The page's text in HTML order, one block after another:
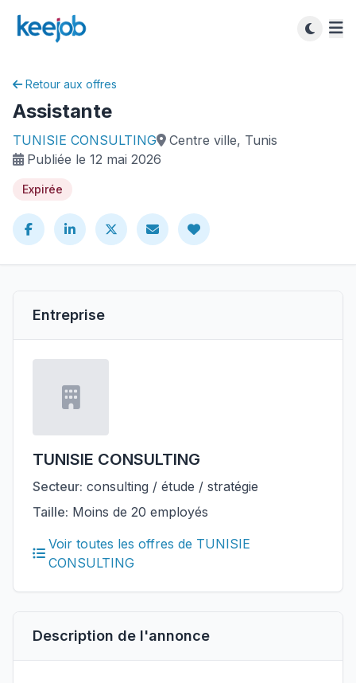
Retour aux offres
Assistante
TUNISIE CONSULTING
Centre ville, Tunis
Publiée le 12 mai 2026
Expirée
Entreprise
TUNISIE CONSULTING
Secteur: consulting / étude / stratégie
Taille: Moins de 20 employés
Voir toutes les offres de TUNISIE
CONSULTING
Description de l'annonce